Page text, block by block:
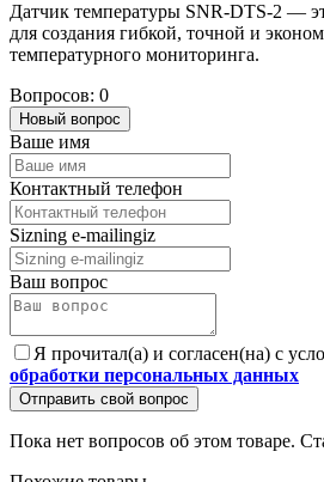
Датчик температуры SNR-DTS-2 —
для создания гибкой, точной и
температурного мониторинга.
Вопросов: 0
Новый вопрос
Ваше имя
Контактный телефон
Sizning e-mailingiz
Ваш вопрос
Я прочитал(а) и согласен(на) с
обработки персональных данных
Отправить свой вопрос
Пока нет вопросов об этом товаре.